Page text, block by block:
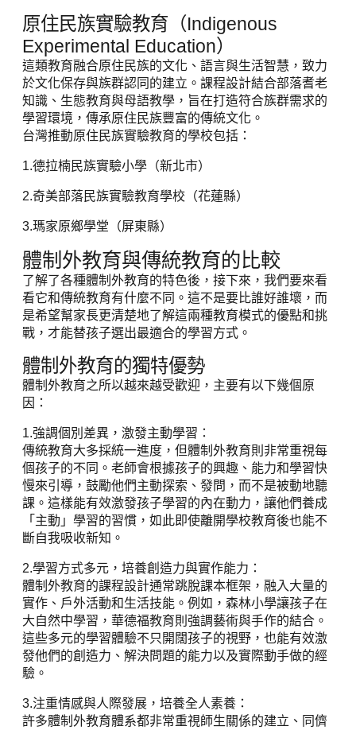
原住民族實驗教育（Indigenous
Experimental Education）
這類教育融合原住民族的文化、語言與生活智慧，致力
於文化保存與族群認同的建立。課程設計結合部落耆老
知識、生態教育與母語教學，旨在打造符合族群需求的
學習環境，傳承原住民族豐富的傳統文化。
台灣推動原住民族實驗教育的學校包括：
1.德拉楠民族實驗小學（新北市）
2.奇美部落民族實驗教育學校（花蓮縣）
3.瑪家原鄉學堂（屏東縣）
體制外教育與傳統教育的比較
了解了各種體制外教育的特色後，接下來，我們要來看
看它和傳統教育有什麼不同。這不是要比誰好誰壞，而
是希望幫家長更清楚地了解這兩種教育模式的優點和挑
戰，才能替孩子選出最適合的學習方式。
體制外教育的獨特優勢
體制外教育之所以越來越受歡迎，主要有以下幾個原
因：
1.強調個別差異，激發主動學習：
傳統教育大多採統一進度，但體制外教育則非常重視每
個孩子的不同。老師會根據孩子的興趣、能力和學習快
慢來引導，鼓勵他們主動探索、發問，而不是被動地聽
課。這樣能有效激發孩子學習的內在動力，讓他們養成
「主動」學習的習慣，如此即使離開學校教育後也能不
斷自我吸收新知。
2.學習方式多元，培養創造力與實作能力：
體制外教育的課程設計通常跳脫課本框架，融入大量的
實作、戶外活動和生活技能。例如，森林小學讓孩子在
大自然中學習，華德福教育則強調藝術與手作的結合。
這些多元的學習體驗不只開闊孩子的視野，也能有效激
發他們的創造力、解決問題的能力以及實際動手做的經
驗。
3.注重情感與人際發展，培養全人素養：
許多體制外教育體系都非常重視師生關係的建立、同儕